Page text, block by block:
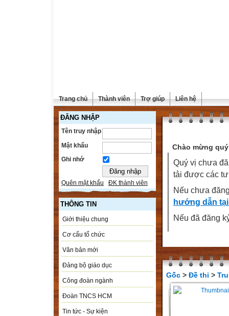
Trang chủ Thành viên Trợ giúp Liên hệ
ĐĂNG NHẬP
Tên truy nhập
Mật khẩu
Ghi nhớ
Quên mật khẩu ĐK thành viên
THÔNG TIN
Giới thiệu chung
Cơ cấu tổ chức
Văn bản mới
Đảng bộ giáo dục
Công đoàn ngành
Đoàn TNCS HCM
Tin tức - Sự kiện
Chào mừng
Quý vị chưa
tải được các
Nếu chưa
hướng dẫn
Nếu đã đăng
Gốc > Đề thi >